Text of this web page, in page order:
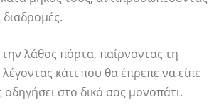
διαδρομές.
την λάθος πόρτα, παίρνοντας τη
κάτι που θα έπρεπε να είπε
οδηγήσει στο δικό σας μονοπάτι.